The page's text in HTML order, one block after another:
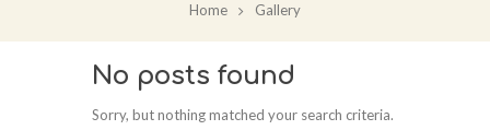
Home Gallery
No posts found
Sorry, but nothing matched your search criteria.